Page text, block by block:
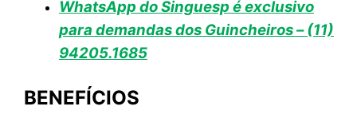
WhatsApp do Singuesp é exclusivo
para demandas dos Guincheiros – (11)
94205.1685
BENEFÍCIOS